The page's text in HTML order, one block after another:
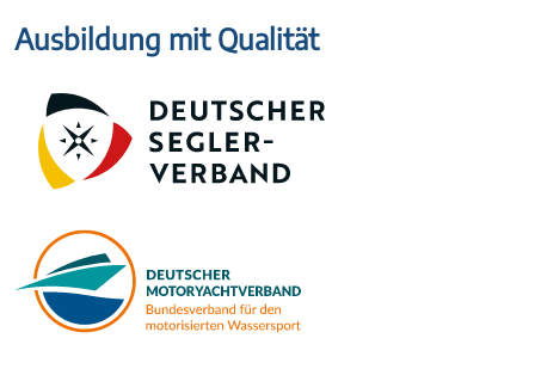
Ausbildung mit Qualität